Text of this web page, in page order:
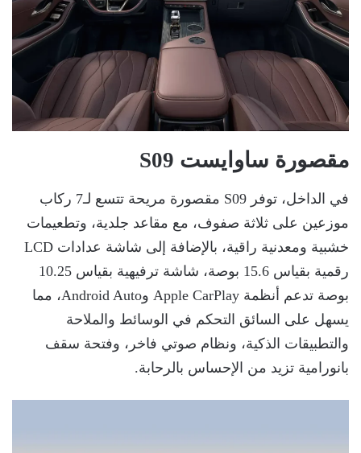
مقصورة ساوايست S09
في الداخل، توفر S09 مقصورة مريحة تتسع لـ7 ركاب
موزعين على ثلاثة صفوف، مع مقاعد جلدية، وتطعيمات
خشبية ومعدنية راقية، بالإضافة إلى شاشة عدادات LCD
رقمية بقياس 15.6 بوصة، شاشة ترفيهية بقياس 10.25
بوصة تدعم أنظمة Apple CarPlay وAndroid Auto، مما
يسهل على السائق التحكم في الوسائط والملاحة
والتطبيقات الذكية، ونظام صوتي فاخر، وفتحة سقف
بانورامية تزيد من الإحساس بالرحابة.